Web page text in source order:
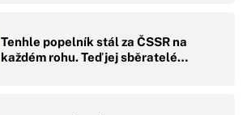
Tenhle popelník stál za ČSSR na
každém rohu. Teď jej sběratelé…